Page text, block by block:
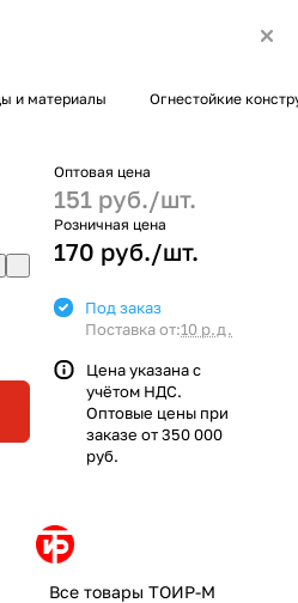
и материалы Огнестойкие
Оптовая цена
151 руб./шт.
Розничная цена
170 руб./шт.
Под заказ
Поставка от:10 р.д.
Цена указана с
учётом НДС.
Оптовые цены при
заказе от 350 000
руб.
Все товары ТОИР-М